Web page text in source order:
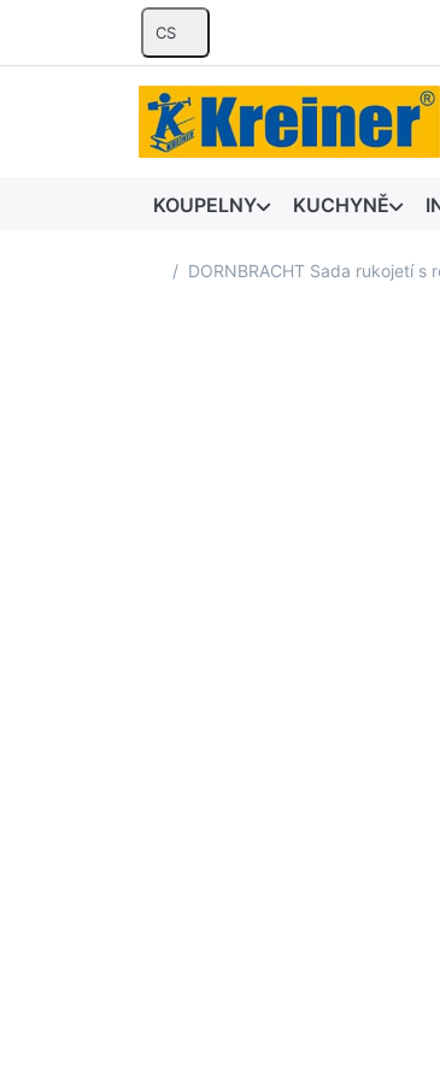
CS
KOUPELNY KUCHYNĚ
Domovská stránka
DORNBRACHT Sada rukojetí